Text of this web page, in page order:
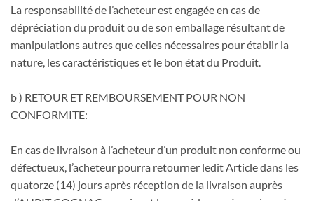
La responsabilité de l’acheteur est engagée en cas de
dépréciation du produit ou de son emballage résultant de
manipulations autres que celles nécessaires pour établir la
nature, les caractéristiques et le bon état du Produit.
b ) RETOUR ET REMBOURSEMENT POUR NON
CONFORMITE:
En cas de livraison à l’acheteur d’un produit non conforme ou
défectueux, l’acheteur pourra retourner ledit Article dans les
quatorze (14) jours après réception de la livraison auprès